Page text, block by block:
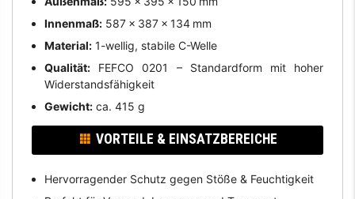
Innenmaß:587 × 387 × 134 mm
Material:1-wellig, stabile C-Welle
Qualität:FEFCO 0201 – Standardform mit hoher
Widerstandsfähigkeit
Gewicht:ca. 415 g
VORTEILE & EINSATZBEREICHE
Hervorragender Schutz gegen Stöße & Feuchtigkeit